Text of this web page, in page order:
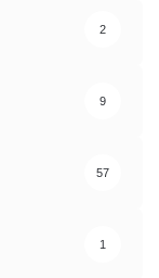
2
9
57
1